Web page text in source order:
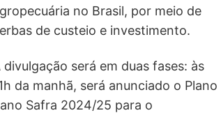
no Brasil, por meio de
de custeio e investimento.
divulgação será em duas fases: às
da manhã, será anunciado o Plano
Safra 2024/25 para o